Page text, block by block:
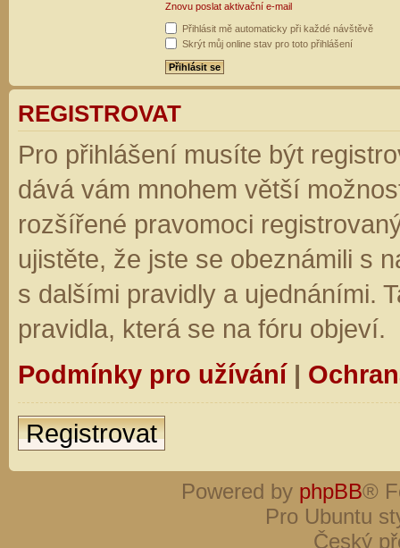
Znovu poslat aktivační e-mail
Přihlásit mě automaticky při každé návštěvě
Skrýt můj online stav pro toto přihlášení
REGISTROVAT
Pro přihlášení musíte být
dává vám mnohem větší
rozšířené pravomoci
ujistěte, že jste se obeznámili s
s dalšími pravidly a ujednáními.
pravidla, která se na fóru objeví.
Podmínky pro užívání|
Registrovat
Powered by phpBB®
Pro Ubuntu
Český